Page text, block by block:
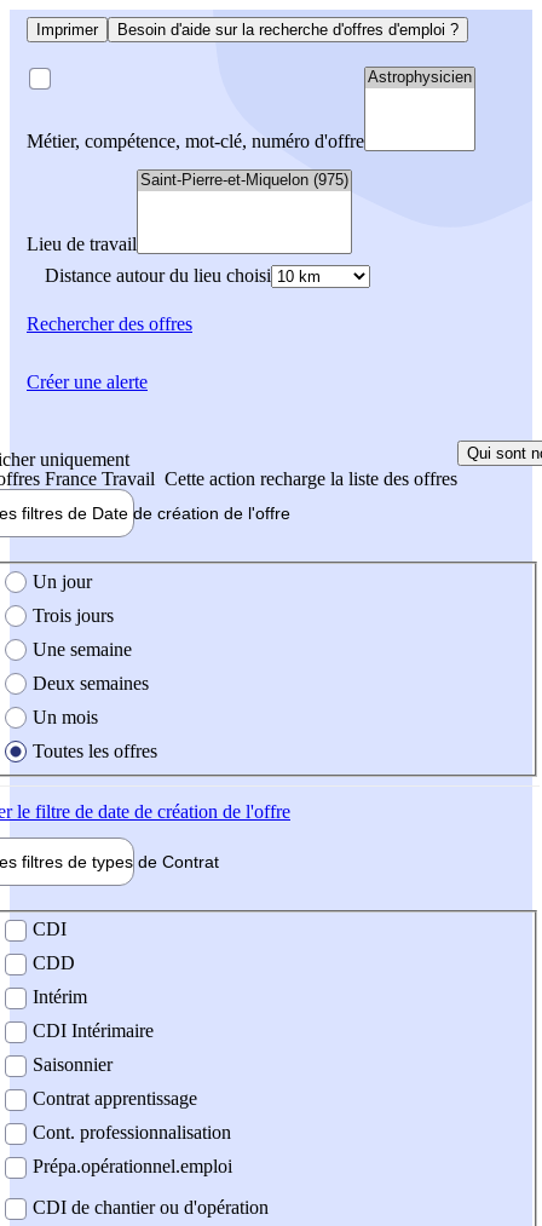
Imprimer Besoin d'aide sur la recherche d'offres d'emploi ?
Métier, compétence, mot-clé, numéro d'offre
Lieu de travail
Distance autour du lieu choisi
Rechercherdes offres
uniquement
France Travail Cette action recharge la liste des offres
Qui sont
filtres de Date de création de l'offre
création de l'offre
Un jour
Trois jours
Une semaine
Deux semaines
Un mois
Toutes les offres
le filtre de date de création de l'offre
filtres de types de Contrat
contrat
CDI
CDD
Intérim
CDI Intérimaire
Saisonnier
Contrat apprentissage
Cont. professionnalisation
Prépa.opérationnel.emploi
CDI de chantier ou d'opération
Créer une alerte